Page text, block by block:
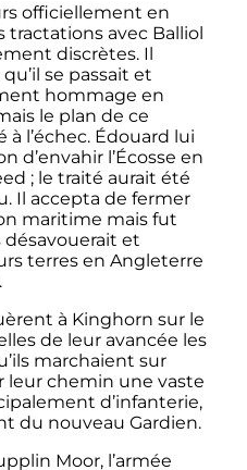
officiellement en
tractations avec Balliol
discrètes. Il
se passait et
hommage en
le plan de ce
l’échec. Édouard lui
d’envahir l’Écosse en
; le traité aurait été
Il accepta de fermer
maritime mais fut
désavouerait et
terres en Angleterre
à Kinghorn sur le
de leur avancée les
marchaient sur
leur chemin une vaste
d’infanterie,
du nouveau Gardien.
Moor, l’armée